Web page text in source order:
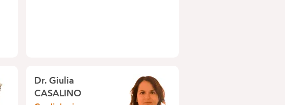
Dr.Giulia
CASALINO